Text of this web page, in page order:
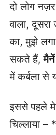
दो लोग
वाला,
का, मुझे
सकते हैं,मैनें
में कर्बला से
इससे पहले
चिल्लाया